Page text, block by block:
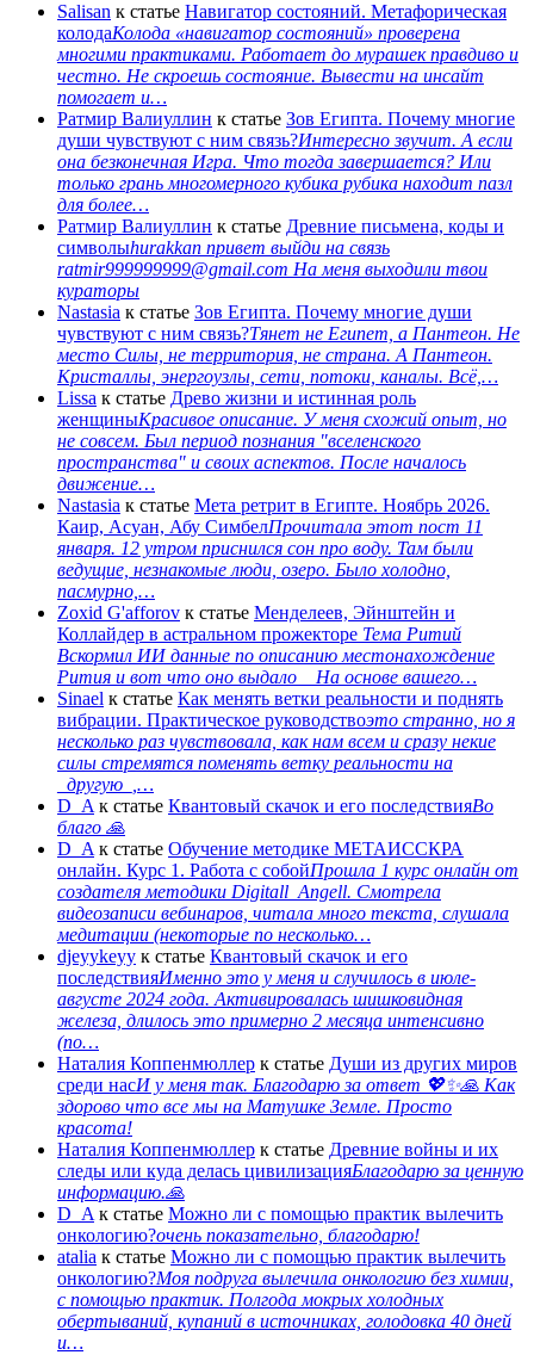
Salisan к статье Навигатор состояний. Метафорическая
колодаКолода «навигатор состояний» проверена
многими практиками. Работает до мурашек правдиво и
честно. Не скроешь состояние. Вывести на инсайт
помогает и…
Ратмир Валиуллин к статье Зов Египта. Почему многие
души чувствуют с ним связь?Интересно звучит. А если
она безконечная Игра. Что тогда завершается? Или
только грань многомерного кубика рубика находит пазл
для более…
Ратмир Валиуллин к статье Древние письмена, коды и
символыhurakkan привет выйди на связь
ratmir999999999@gmail.com На меня выходили твои
кураторы
Nastasia к статье Зов Египта. Почему многие души
чувствуют с ним связь?Тянет не Египет, а Пантеон. Не
место Силы, не территория, не страна. А Пантеон.
Кристаллы, энергоузлы, сети, потоки, каналы. Всё,…
Lissa к статье Древо жизни и истинная роль
женщиныКрасивое описание. У меня схожий опыт, но
не совсем. Был период познания "вселенского
пространства" и своих аспектов. После началось
движение…
Nastasia к статье Мета ретрит в Египте. Ноябрь 2026.
Каир, Асуан, Абу СимбелПрочитала этот пост 11
января. 12 утром приснился сон про воду. Там были
ведущие, незнакомые люди, озеро. Было холодно,
пасмурно,…
Zoxid G'afforov к статье Менделеев, Эйнштейн и
Коллайдер в астральном прожекторе Тема Ритий
Вскормил ИИ данные по описанию местонахождение
Рития и вот что оно выдало На основе вашего…
Sinael к статье Как менять ветки реальности и поднять
вибрации. Практическое руководствоэто странно, но я
несколько раз чувствовала, как нам всем и сразу некие
силы стремятся поменять ветку реальности на
_другую_,…
D_A к статье Квантовый скачок и его последствияВо
благо 🙏
D_A к статье Обучение методике МЕТАИССКРА
онлайн. Курс 1. Работа с собойПрошла 1 курс онлайн от
создателя методики Digitall_Angell. Смотрела
видеозаписи вебинаров, читала много текста, слушала
медитации (некоторые по несколько…
djeyykeyy к статье Квантовый скачок и его
последствияИменно это у меня и случилось в июле-
августе 2024 года. Активировалась шишковидная
железа, длилось это примерно 2 месяца интенсивно
(по…
Наталия Коппенмюллер к статье Души из других миров
среди насИ у меня так. Благодарю за ответ 💖✨️🙏 Как
здорово что все мы на Матушке Земле. Просто
красота!
Наталия Коппенмюллер к статье Древние войны и их
следы или куда делась цивилизацияБлагодарю за ценную
информацию.🙏
D_A к статье Можно ли с помощью практик вылечить
онкологию?очень показательно, благодарю!
atalia к статье Можно ли с помощью практик вылечить
онкологию?Моя подруга вылечила онкологию без химии,
с помощью практик. Полгода мокрых холодных
обертываний, купаний в источниках, голодовка 40 дней
и…